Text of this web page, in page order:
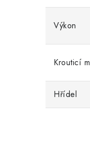
Výkon
Krouticí
Hřídel